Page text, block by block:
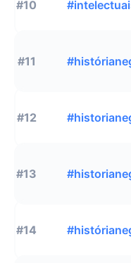
#10
#11
#12
#13
#14